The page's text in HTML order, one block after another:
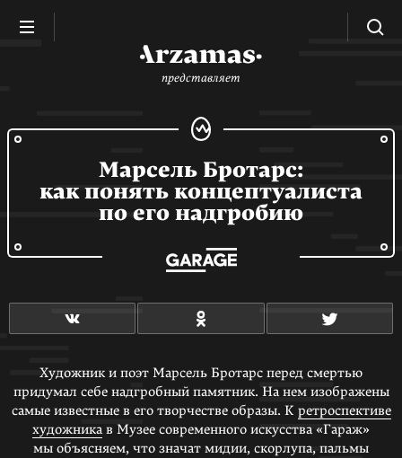
представляет
Марсель Бротарс:
как понять концептуалиста
по его надгробию
Художник и поэт Марсель Бротарс перед смертью
придумал себе надгробный памятник. На нем изображены
самые известные в его творчестве образы. К ретроспективе
художникав Музее современного искусства «Гараж»
мы объясняем, что значат мидии, скорлупа, пальмы